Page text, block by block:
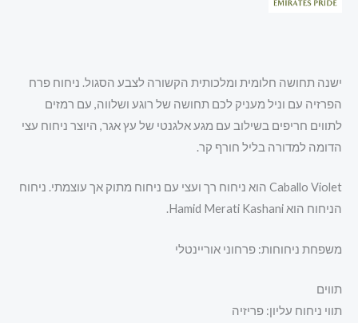
ישנה תחושה חלומית ומלכותית הקשורה לצבע הסגול. ניחוח פרח
הפרזיה עם וניל מעניק לכם תחושה של רוגע ושלווה, עם רמזים
לתווים חריפים בשילוב עם מגע אלגנטי של עץ אגר, היוצר ניחוח עצי
הדומה למדורה בליל חורף קר.
Caballo Violet הוא ניחוח רך ועצי עם ניחוח מתוק אך עוצמתי. ניחוח
הניחוח הוא Hamid Merati Kashani.
משפחת ניחוחות: פרחוני אוריינטלי
תווים
תווי ניחוח עליון: פריזיה